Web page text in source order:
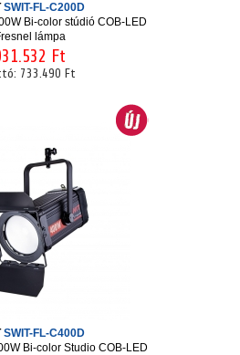
SWIT-FL-C200D
Bi-color stúdió COB-LED
lámpa
Ft
733.490 Ft
SWIT-FL-C400D
Bi-color Studio COB-LED